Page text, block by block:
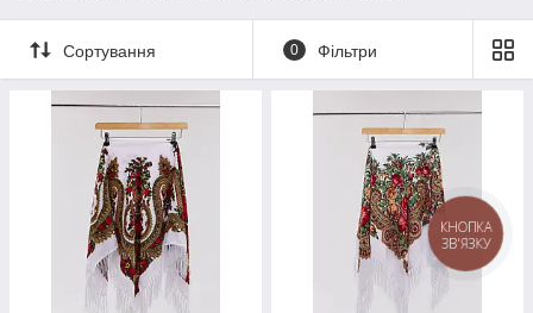
Сортування 0 Фільтри
КНОПКА
ЗВ'ЯЗКУ